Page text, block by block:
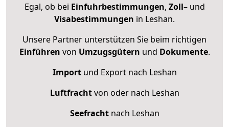
Egal, ob bei Einfuhrbestimmungen, Zoll– und
Visabestimmungen in Leshan.
Unsere Partner unterstützen Sie beim richtigen
Einführen von Umzugsgütern und Dokumente.
Importund Export nach Leshan
Luftfrachtvon oder nach Leshan
Seefrachtnach Leshan